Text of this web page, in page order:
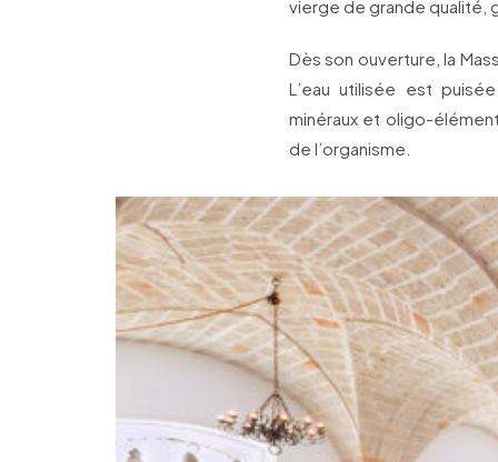
vierge de grande qualité,
Dès son ouverture, la
L’eau utilisée est
minéraux et oligo-
de l’organisme.